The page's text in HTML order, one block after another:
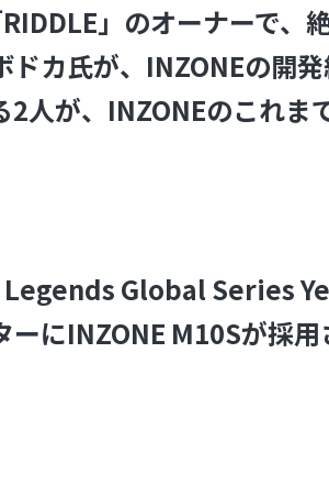
」のオーナーで、
ドカ氏が、INZONEの開
人が、INZONEのこれま
Global Series
にINZONE M10Sが採用